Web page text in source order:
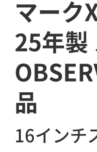
マーク
25年製
品
16インチ